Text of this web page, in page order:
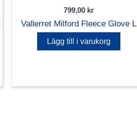
799,00 kr
Vallerret Milford Fleece Glove L
Lägg till i varukorg